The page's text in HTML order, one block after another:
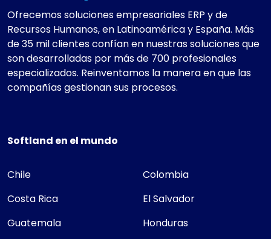
Ofrecemos soluciones empresariales ERP y de
Recursos Humanos, en Latinoamérica y España. Más
de 35 mil clientes confían en nuestras soluciones que
son desarrolladas por más de 700 profesionales
especializados. Reinventamos la manera en que las
compañías gestionan sus procesos.
Softland en el mundo
Chile
Colombia
Costa Rica
El Salvador
Guatemala
Honduras